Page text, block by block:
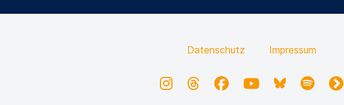
Datenschutz Impressum
InstagramThreadsFacebookYouTubeBlueskySpotifyfyyd